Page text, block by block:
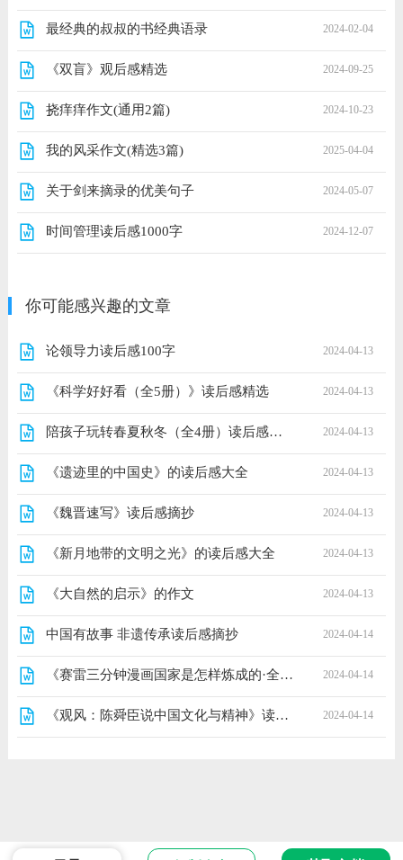
最经典的叔叔的书经典语录 2024-02-04
《双盲》观后感精选 2024-09-25
挠痒痒作文(通用2篇) 2024-10-23
我的风采作文(精选3篇) 2025-04-04
关于剑来摘录的优美句子 2024-05-07
时间管理读后感1000字 2024-12-07
你可能感兴趣的文章
论领导力读后感100字 2024-04-13
《科学好好看（全5册）》读后感精选 2024-04-13
陪孩子玩转春夏秋冬（全4册）读后感精选 2024-04-13
《遗迹里的中国史》的读后感大全 2024-04-13
《魏晋速写》读后感摘抄 2024-04-13
《新月地带的文明之光》的读后感大全 2024-04-13
《大自然的启示》的作文 2024-04-13
中国有故事 非遗传承读后感摘抄 2024-04-14
《赛雷三分钟漫画国家是怎样炼成的·全新升级版》读后感摘抄 2024-04-14
《观风：陈舜臣说中国文化与精神》读后感摘抄 2024-04-14